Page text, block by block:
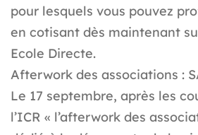
pour lesquels vous pouvez
en cotisant dès maintenant
Ecole Directe.
Afterwork des associations :
Le 17 septembre, après les
l’ICR « l’afterwork des